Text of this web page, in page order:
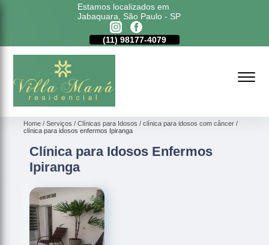
Estamos localizados em
Jabaquara, São Paulo - SP
(11) 98177-4079
Home Serviços Clínicas para Idosos
clínica para idosos com câncer
clínica para idosos enfermos Ipiranga
Clínica para Idosos Enfermos
Ipiranga